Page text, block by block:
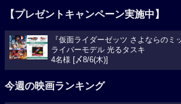
【プレゼントキャンペーン実施中】
『仮面ライダーゼッツ さよならのミ
ライバーモデル 光るタスキ
4名様 [〆8/6(木)]
今週の映画ランキング